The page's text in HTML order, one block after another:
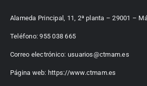
Alameda Principal, 11, 2ª planta – 29001 –
Teléfono:955 038 665
Correo electrónico: usuarios@ctmam.es
Página web: https://www.ctmam.es